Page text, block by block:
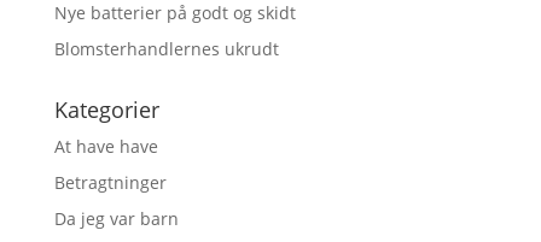
Nye batterier på godt og skidt
Blomsterhandlernes ukrudt
Kategorier
At have have
Betragtninger
Da jeg var barn